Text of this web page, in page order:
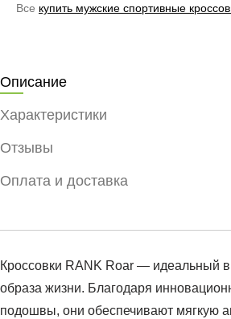
Все купить мужские спортивные
Описание
Характеристики
Отзывы
Оплата и доставка
Кроссовки RANK Roar — идеальный
образа жизни. Благодаря
подошвы, они обеспечивают мягкую